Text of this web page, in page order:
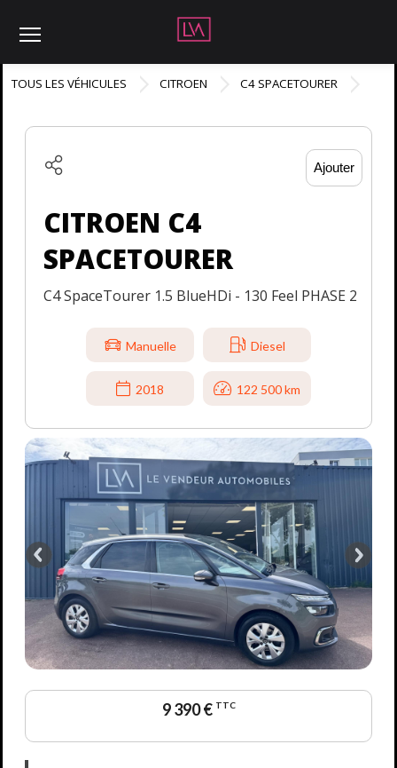
TOUS LES VÉHICULES CITROEN C4 SPACETOURER
Ajouter
CITROEN C4
SPACETOURER
C4 SpaceTourer 1.5 BlueHDi - 130 Feel PHASE 2
Manuelle Diesel
2018 122 500 km
9 390 € TTC